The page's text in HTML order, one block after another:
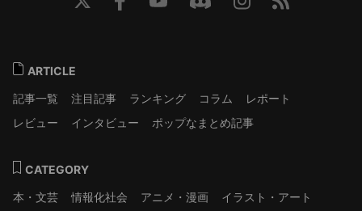
ARTICLE
記事一覧
注目記事 ランキング コラム
レポート
レビュー
インタビュー ポップなまとめ記事
CATEGORY
本・文芸
情報化社会 アニメ・漫画
イラスト・アート